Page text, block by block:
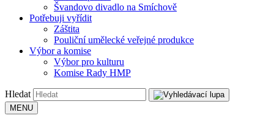
Švandovo divadlo na Smíchově
Potřebuji vyřídit
Záštita
Pouliční umělecké veřejné produkce
Výbor a komise
Výbor pro kulturu
Komise Rady HMP
Hledat
MENU